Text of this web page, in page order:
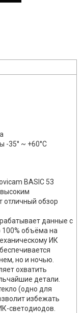
-35° ~ +60°C
BASIC 53
отличный обзор
данные с
объёма на
ИК
но и ночью.
охватить
детали.
(одно для
избежать
светодиодов.